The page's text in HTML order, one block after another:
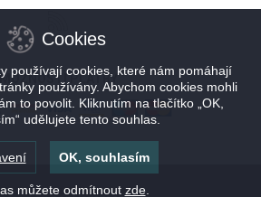
PLATBY
Cookies
používají cookies, které nám pomáhají
používány. Abychom cookies mohli
to povolit. Kliknutím na tlačítko „OK,
udělujete tento souhlas.
OK, souhlasím
můžete odmítnout zde.